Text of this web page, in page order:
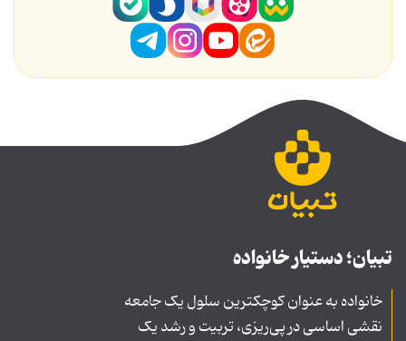
تبیان؛ دستیار خانواده
خانواده به عنوان کوچکترین سلول یک جامعه
نقشی اساسی در پی‌ریزی، تربیت و رشد یک